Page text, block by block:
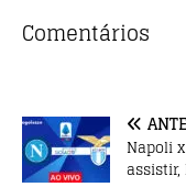
b
o
k
r
p
Comentários
Napoli